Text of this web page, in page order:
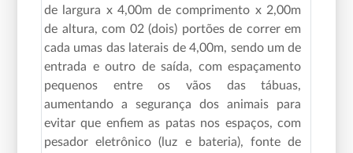
de largura x 4,00m de comprimento x 2,00m
de altura, com 02 (dois) portões de correr em
cada umas das laterais de 4,00m, sendo um de
entrada e outro de saída, com espaçamento
pequenos entre os vãos das tábuas,
aumentando a segurança dos animais para
evitar que enfiem as patas nos espaços, com
pesador eletrônico (luz e bateria), fonte de